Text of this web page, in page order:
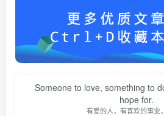
Someone to love, something to
hope for.
有爱的人，有喜欢的事业